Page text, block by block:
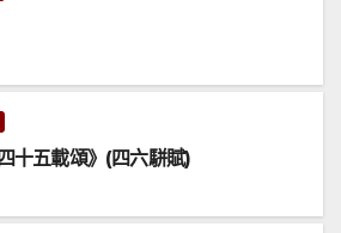
十五載頌》(四六駢賦)